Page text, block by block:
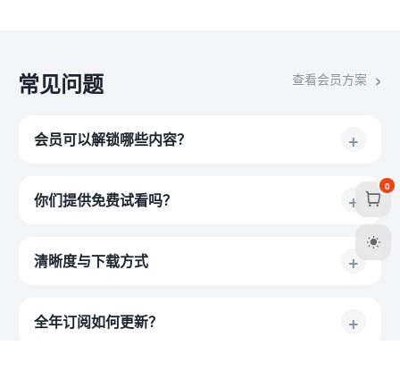
常见问题 查看会员方案
会员可以解锁哪些内容？ +
你们提供免费试看吗？ +
清晰度与下载方式 +
全年订阅如何更新？ +
0